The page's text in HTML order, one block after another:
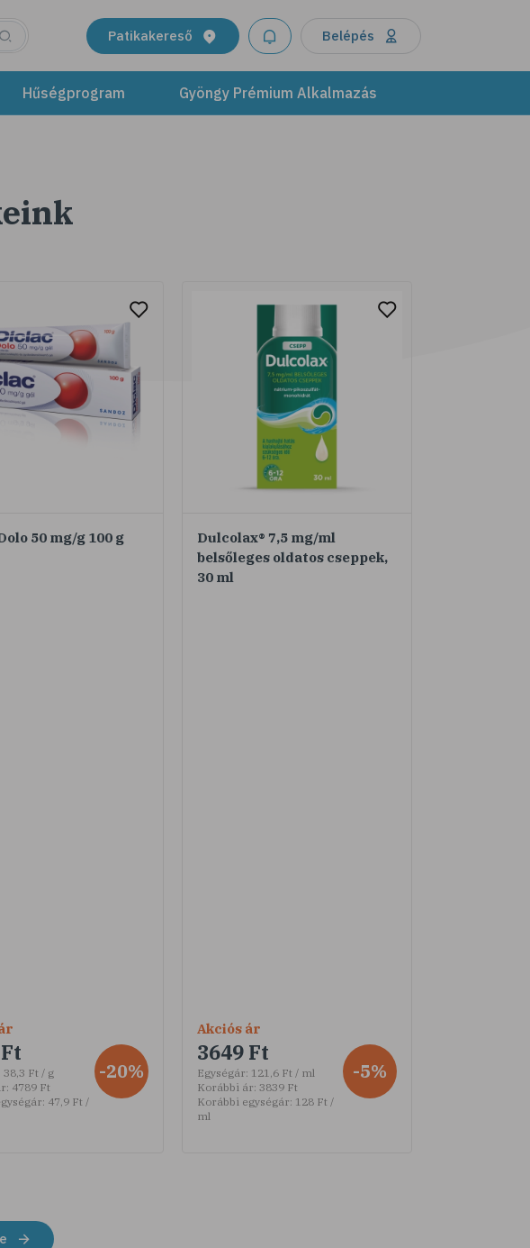
Patikakereső Belépés
Hűségprogram Gyöngy Prémium Alkalmazás
egészségét és ragyogását. Modern
formulák, melyek ötvözik a tudomány
újításait a természet kincseivel.
További részletek
50 mg/g 100 g
38,3 Ft / g
4789 Ft
47,9 Ft /
-20%
Dulcolax® 7,5 mg/ml
belsőleges oldatos cseppek,
30 ml
Akciós ár
3649 Ft
Egységár: 121,6 Ft / ml
Korábbi ár: 3839 Ft
Korábbi egységár: 128 Ft /
ml
-5%